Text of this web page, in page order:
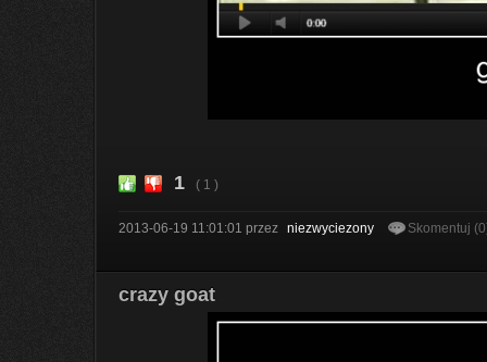
1 ( 1 )
2013-06-19 11:01:01 przez niezwyciezony Skomentuj
crazy goat